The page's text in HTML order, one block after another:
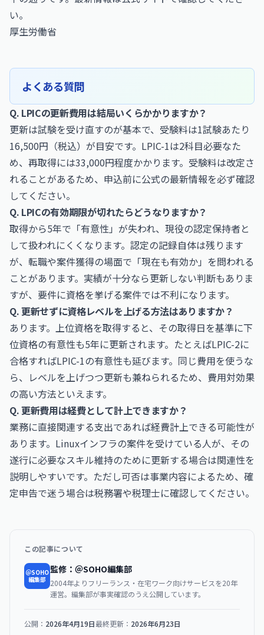
い。
厚生労働省
よくある質問
Q. LPICの更新費用は結局いくらかかりますか？
更新は試験を受け直すのが基本で、受験料は1試験あたり
16,500円（税込）が目安です。LPIC-1は2科目必要なた
め、再取得には33,000円程度かかります。受験料は改定さ
れることがあるため、申込前に公式の最新情報を必ず確認
してください。
Q. LPICの有効期限が切れたらどうなりますか？
取得から5年で「有意性」が失われ、現役の認定保持者と
して扱われにくくなります。認定の記録自体は残ります
が、転職や案件獲得の場面で「現在も有効か」を問われる
ことがあります。実績が十分なら更新しない判断もありま
すが、要件に資格を挙げる案件では不利になります。
Q. 更新せずに資格レベルを上げる方法はありますか？
あります。上位資格を取得すると、その取得日を基準に下
位資格の有意性も5年に更新されます。たとえばLPIC-2に
合格すればLPIC-1の有意性も延びます。同じ費用を使うな
ら、レベルを上げつつ更新も兼ねられるため、費用対効果
の高い方法といえます。
Q. 更新費用は経費として計上できますか？
業務に直接関連する支出であれば経費計上できる可能性が
あります。Linuxインフラの案件を受けている人が、その
遂行に必要なスキル維持のために更新する場合は関連性を
説明しやすいです。ただし可否は事業内容によるため、確
定申告で迷う場合は税務署や税理士に確認してください。
この記事について
＠SOHO
編集部
監修：＠SOHO編集部
2004年よりフリーランス・在宅ワーク向けサービスを20年
運営。編集部が事実確認のうえ公開しています。
公開： 2026年4月19日最終更新： 2026年6月23日